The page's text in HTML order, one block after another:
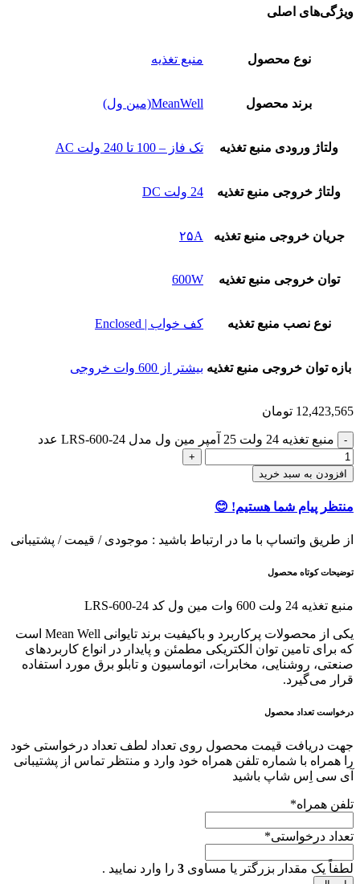
ویژگی‌های اصلی
نوع محصول منبع تغذیه
برند محصول MeanWell(مین ول)
ولتاژ ورودی منبع تغذیه تک فاز – 100 تا 240 ولت AC
ولتاژ خروجی منبع تغذیه 24 ولت DC
جریان خروجی منبع تغذیه ۲۵A
توان خروجی منبع تغذیه 600W
نوع نصب منبع تغذیه کف خواب | Enclosed
بازه توان خروجی منبع تغذیه بیشتر از 600 وات خروجی
12,423,565 تومان
منبع تغذیه 24 ولت 25 آمپر مین ول مدل LRS-600-24 عدد
افزودن به سبد خرید
منتظر پیام شما هستیم! 😊
از طریق واتساپ با ما در ارتباط باشید : موجودی / قیمت / پشتیبانی
توضیحات کوتاه محصول
منبع تغذیه 24 ولت 600 وات مین ول کد LRS-600-24
یکی از محصولات پرکاربرد و باکیفیت برند تایوانی Mean Well است
که برای تامین توان الکتریکی مطمئن و پایدار در انواع کاربردهای
صنعتی، روشنایی، مخابرات، اتوماسیون و تابلو برق مورد استفاده
قرار می‌گیرد.
درخواست تعداد محصول
جهت دریافت قیمت محصول روی تعداد لطف تعداد درخواستی خود
را همراه با شماره تلفن همراه خود وارد و منتظر تماس از پشتیبانی
آی سی اِس شاپ باشید
تلفن همراه*
تعداد درخواستی*
لطفاً یک مقدار بزرگتر یا مساوی 3 را وارد نمایید .